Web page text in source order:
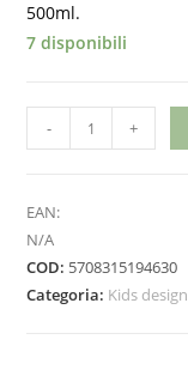
500ml.
7 disponibili
DK
Borraccia
-
Jungle
print
- +
EAN:
N/A
COD: 5708315194630
Categoria: Kids design